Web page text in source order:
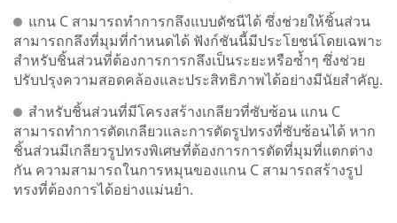
แกน C สามารถทำการกลึงแบบดัชนีได้ ซึ่งช่วยให้ชิ้นส่วน
สามารถกลึงที่มุมที่กำหนดได้ ฟังก์ชันนี้มีประโยชน์โดยเฉพาะ
สำหรับชิ้นส่วนที่ต้องการการกลึงเป็นระยะหรือซ้ำๆ ซึ่งช่วย
ปรับปรุงความสอดคล้องและประสิทธิภาพได้อย่างมีนัยสำคัญ.
สำหรับชิ้นส่วนที่มีโครงสร้างเกลียวที่ซับซ้อน แกน C
สามารถทำการตัดเกลียวและการตัดรูปทรงที่ซับซ้อนได้ หาก
ชิ้นส่วนมีเกลียวรูปทรงพิเศษที่ต้องการการตัดที่มุมที่แตกต่าง
กัน ความสามารถในการหมุนของแกน C สามารถสร้างรูป
ทรงที่ต้องการได้อย่างแม่นยำ.